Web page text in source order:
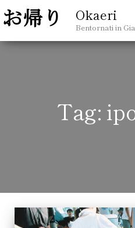
Okaeri
Bentornati in
Tag: